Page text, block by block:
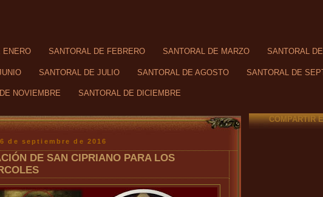
ENERO SANTORAL DE FEBRERO SANTORAL DE MARZO SANTORAL
SANTORAL DE JULIO SANTORAL DE AGOSTO SANTORAL DE
NOVIEMBRE SANTORAL DE DICIEMBRE
de septiembre de 2016
DE SAN CIPRIANO PARA LOS
COMPARTIR